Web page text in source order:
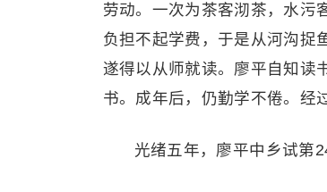
劳动。一次为茶客沏茶，水污
负担不起学费，于是从河沟捉
遂得以从师就读。廖平自知读
书。成年后，仍勤学不倦。经
光绪五年，廖平中乡试第